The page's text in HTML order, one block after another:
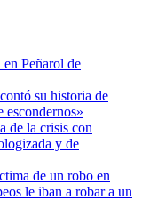
Peñarol de
su historia de
de la crisis con
y de
de un robo en
le iban a robar a un